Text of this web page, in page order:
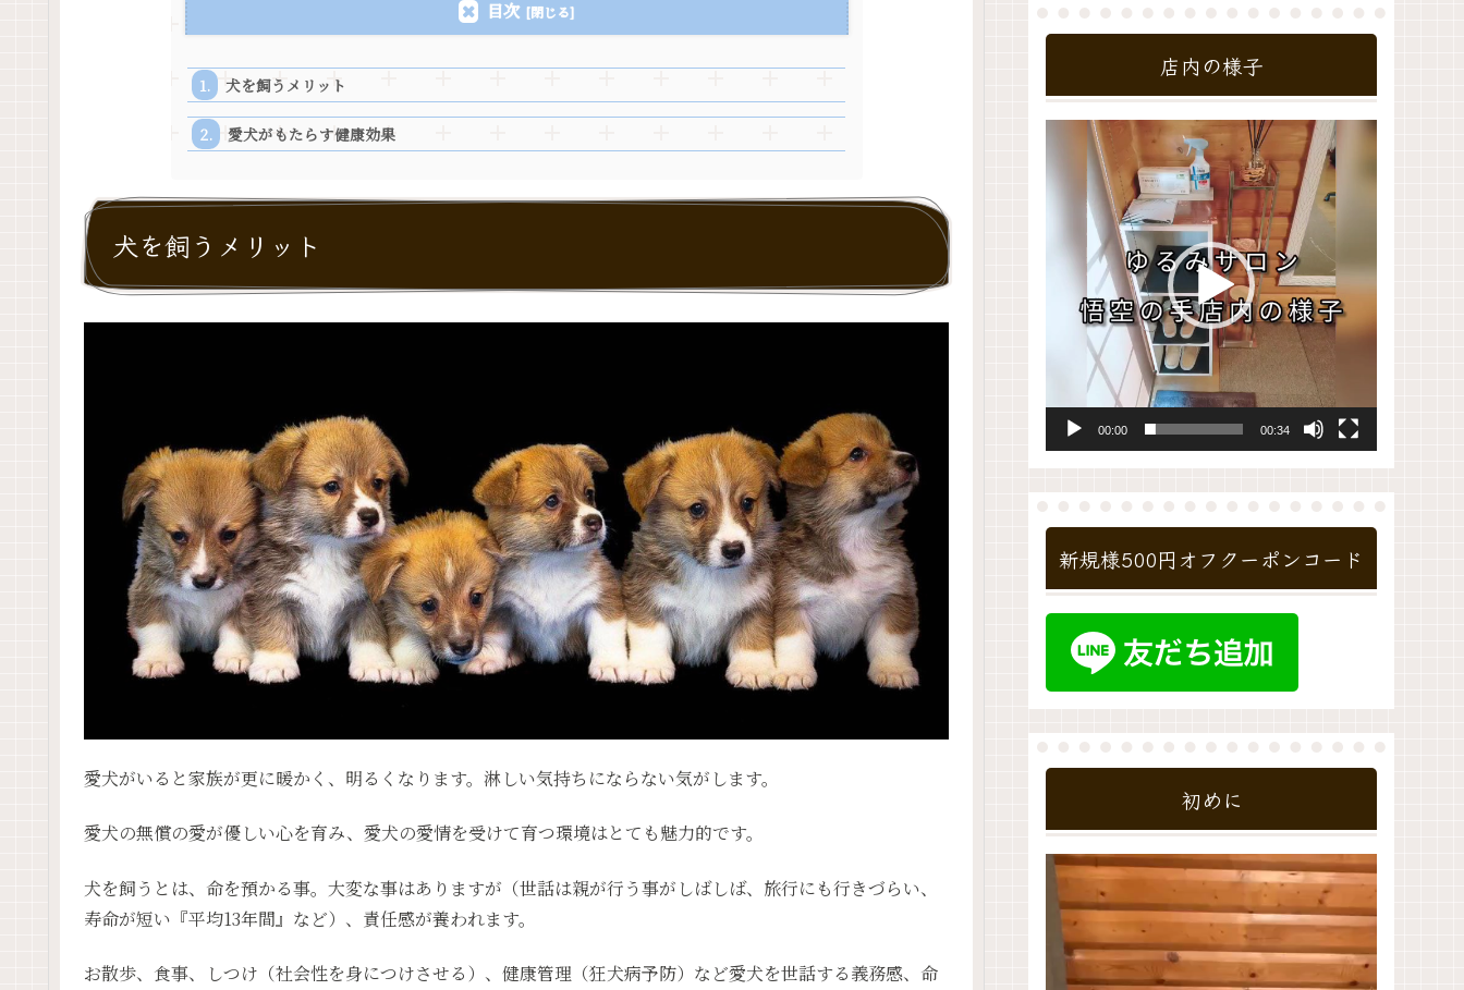
目次
犬を飼うメリット
愛犬がもたらす健康効果
犬を飼うメリット
愛犬がいると家族が更に暖かく、明るくなります。淋しい気持ちにならない気がします。
愛犬の無償の愛が優しい心を育み、愛犬の愛情を受けて育つ環境はとても魅力的です。
犬を飼うとは、命を預かる事。大変な事はありますが（世話は親が行う事がしばしば、旅行にも行きづらい、
寿命が短い『平均13年間』など）、責任感が養われます。
お散歩、食事、しつけ（社会性を身につけさせる）、健康管理（狂犬病予防）など愛犬を世話する義務感、命
店内の様子
00:00 00:34
新規様500円オフクーポンコード
初めに
動
画